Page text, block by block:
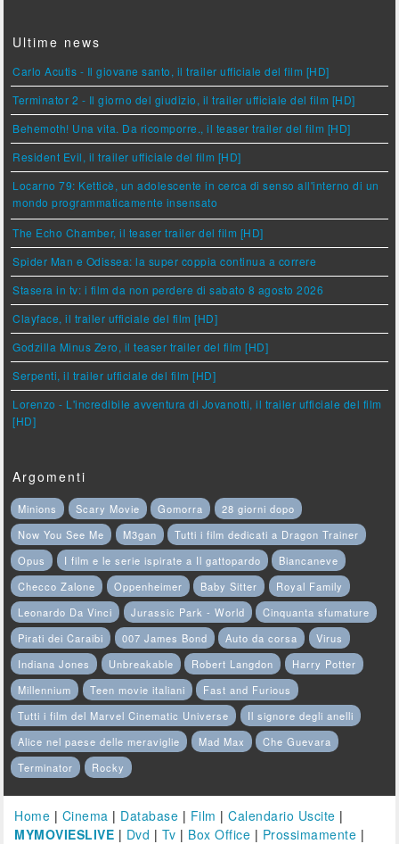
Ultime news
Carlo Acutis - Il giovane santo, il trailer ufficiale del film [HD]
Terminator 2 - Il giorno del giudizio, il trailer ufficiale del film [HD]
Behemoth! Una vita. Da ricomporre., il teaser trailer del film [HD]
Resident Evil, il trailer ufficiale del film [HD]
Locarno 79: Ketticè, un adolescente in cerca di senso all'interno di un
mondo programmaticamente insensato
The Echo Chamber, il teaser trailer del film [HD]
Spider Man e Odissea: la super coppia continua a correre
Stasera in tv: i film da non perdere di sabato 8 agosto 2026
Clayface, il trailer ufficiale del film [HD]
Godzilla Minus Zero, il teaser trailer del film [HD]
Serpenti, il trailer ufficiale del film [HD]
Lorenzo - L'incredibile avventura di Jovanotti, il trailer ufficiale del film
[HD]
Argomenti
Minions Scary Movie Gomorra
28 giorni dopo
Now You See Me
M3gan
Tutti i film dedicati a Dragon Trainer
Opus
I film e le serie ispirate a Il gattopardo
Biancaneve
Checco Zalone
Oppenheimer Baby Sitter
Royal Family
Leonardo Da Vinci
Jurassic Park - World
Cinquanta sfumature
Pirati dei Caraibi
007 James Bond Auto da corsa
Virus
Indiana Jones
Unbreakable Robert Langdon
Harry Potter
Millennium
Teen movie italiani
Fast and Furious
Tutti i film del Marvel Cinematic Universe
Il signore degli anelli
Alice nel paese delle meraviglie
Mad Max
Che Guevara
Terminator
Rocky
Home | Cinema | Database | Film |Calendario Uscite |
MYMOVIESLIVE | Dvd | Tv | Box Office | Prossimamente |